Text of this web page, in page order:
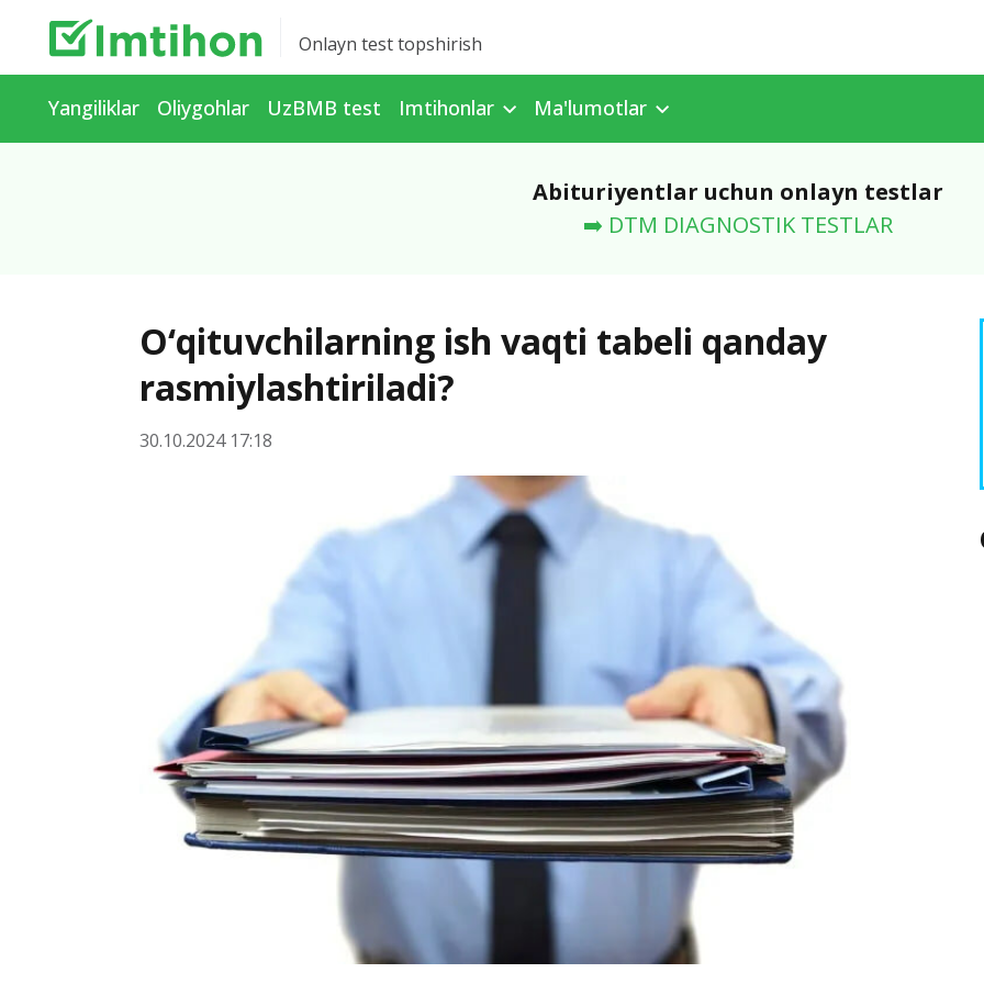
Onlayn test topshirish
Yangiliklar Oliygohlar UzBMB test Imtihonlar Ma'lumotlar
Abituriyentlar uchun onlayn testlar
➡️ DTM DIAGNOSTIK TESTLAR
O‘qituvchilarning ish vaqti tabeli qanday
rasmiylashtiriladi?
30.10.2024 17:18